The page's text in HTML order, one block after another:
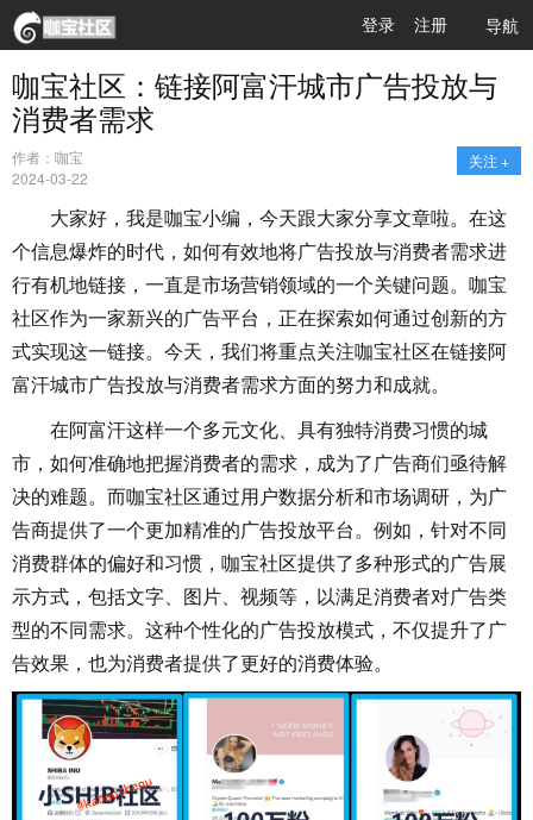
导航
登录 注册
咖宝社区：链接阿富汗城市广告投放与
消费者需求
作者：咖宝
2024-03-22
关注 +
大家好，我是咖宝小编，今天跟大家分享文章啦。在这
个信息爆炸的时代，如何有效地将广告投放与消费者需求进
行有机地链接，一直是市场营销领域的一个关键问题。咖宝
社区作为一家新兴的广告平台，正在探索如何通过创新的方
式实现这一链接。今天，我们将重点关注咖宝社区在链接阿
富汗城市广告投放与消费者需求方面的努力和成就。
在阿富汗这样一个多元文化、具有独特消费习惯的城
市，如何准确地把握消费者的需求，成为了广告商们亟待解
决的难题。而咖宝社区通过用户数据分析和市场调研，为广
告商提供了一个更加精准的广告投放平台。例如，针对不同
消费群体的偏好和习惯，咖宝社区提供了多种形式的广告展
示方式，包括文字、图片、视频等，以满足消费者对广告类
型的不同需求。这种个性化的广告投放模式，不仅提升了广
告效果，也为消费者提供了更好的消费体验。